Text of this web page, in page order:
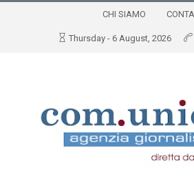
CHI SIAMO
Thursday - 6 August, 2026